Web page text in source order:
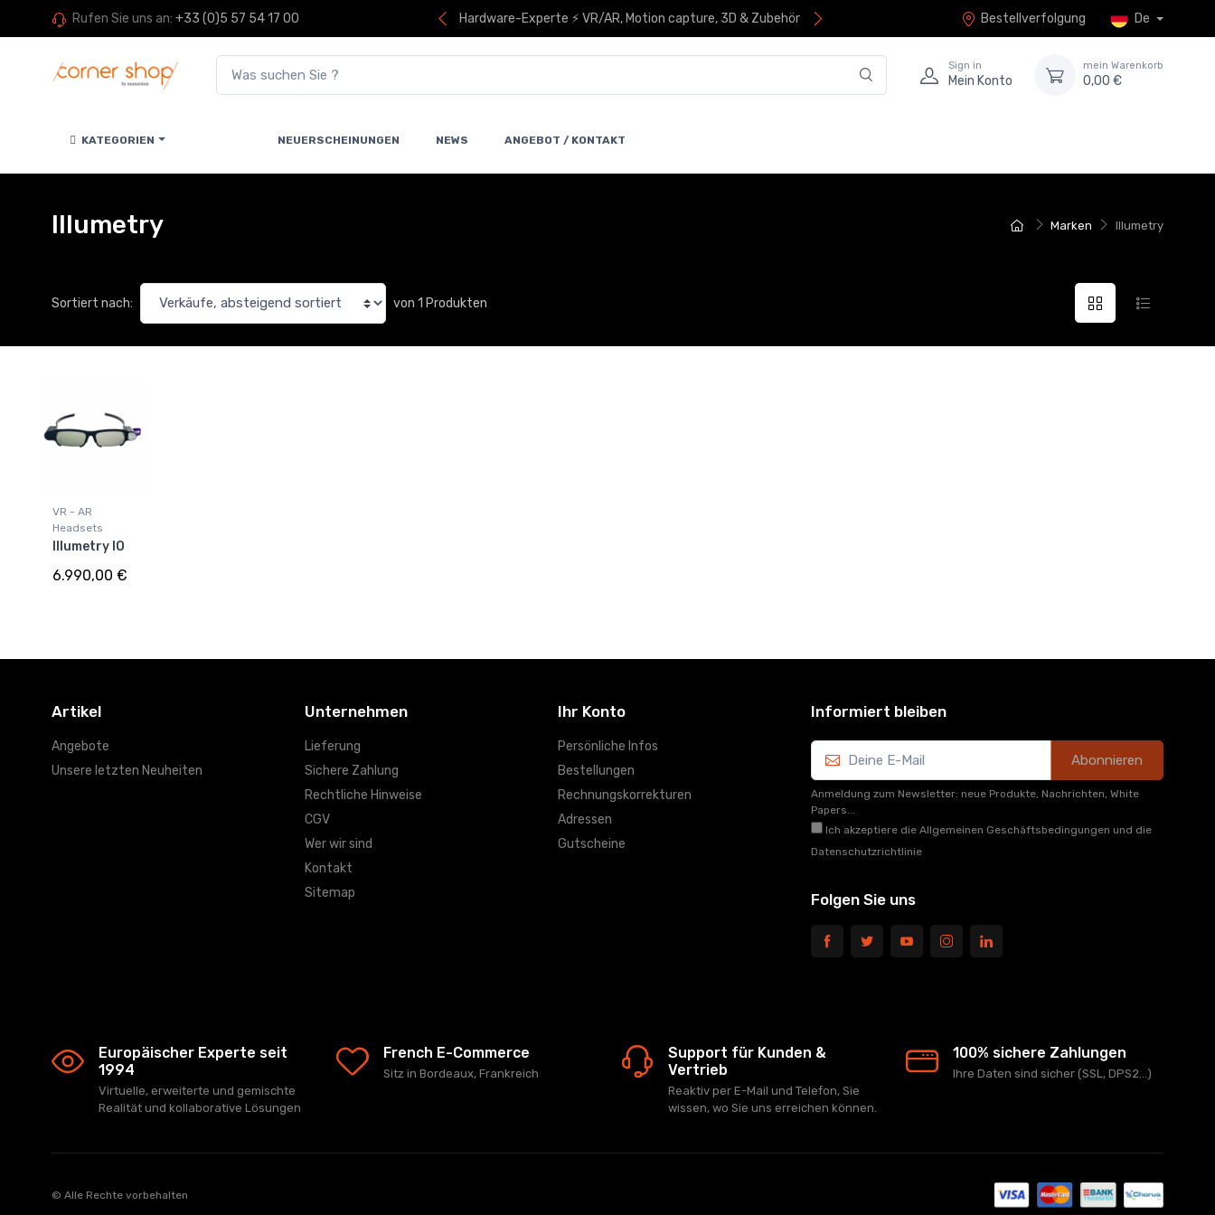
Rufen Sie uns an: +33 (0)5 57 54 17 00 Hardware-Experte ⚡ VR/AR, Motion capture, 3D & Zubehör Bestellverfolgung De
Sign in
Mein Konto
mein Warenkorb
0,00 €
KATEGORIEN NEUERSCHEINUNGEN NEWS ANGEBOT / KONTAKT
Marken Illumetry
Illumetry
Sortiert nach: von 1 Produkten
VR - AR
Headsets
Illumetry IO
6.990,00 €
Artikel
Angebote
Unsere letzten Neuheiten
Unternehmen
Lieferung
Sichere Zahlung
Rechtliche Hinweise
CGV
Wer wir sind
Kontakt
Sitemap
Ihr Konto
Persönliche Infos
Bestellungen
Rechnungskorrekturen
Adressen
Gutscheine
Informiert bleiben
Abonnieren
Anmeldung zum Newsletter: neue Produkte, Nachrichten, White
Papers...
Ich akzeptiere die Allgemeinen Geschäftsbedingungen und die
Datenschutzrichtlinie
Folgen Sie uns
Europäischer Experte seit
1994
Virtuelle, erweiterte und gemischte
Realität und kollaborative Lösungen
French E-Commerce
Sitz in Bordeaux, Frankreich
Support für Kunden &
Vertrieb
Reaktiv per E-Mail und Telefon, Sie
wissen, wo Sie uns erreichen können.
100% sichere Zahlungen
Ihre Daten sind sicher (SSL, DPS2...)
© Alle Rechte vorbehalten